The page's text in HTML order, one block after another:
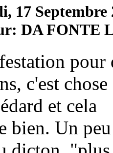
17 Septembre
DA FONTE
pour
c'est
et cela
bien. Un